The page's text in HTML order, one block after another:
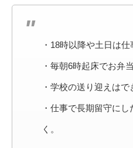
・18時以降や土日は
・毎朝6時起床でお弁
・学校の送り迎えはで
・仕事で長期留守に
く。